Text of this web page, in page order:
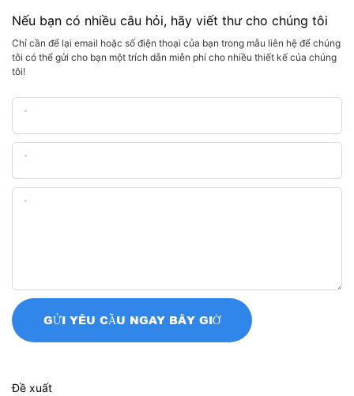
Nếu bạn có nhiều câu hỏi, hãy viết thư cho chúng tôi
Chỉ cần để lại email hoặc số điện thoại của bạn trong mẫu liên hệ để chúng
tôi có thể gửi cho bạn một trích dẫn miễn phí cho nhiều thiết kế của chúng
tôi!
GỬI YÊU CẦU NGAY BÂY GIỜ
Đề xuất